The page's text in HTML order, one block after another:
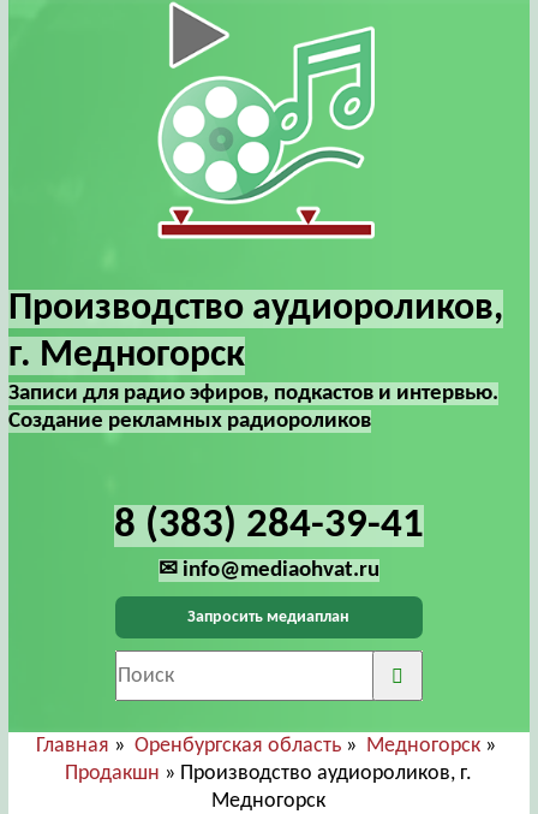
Производство аудиороликов,
г. Медногорск
Записи для радио эфиров, подкастов и интервью.
Создание рекламных радиороликов
8 (383) 284-39-41
✉ info@mediaohvat.ru
Запросить медиаплан
Главная »Оренбургская область » Медногорск »
Продакшн » Производство аудиороликов, г.
Медногорск